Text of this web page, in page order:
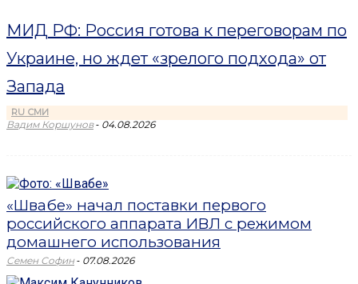
МИД РФ: Россия готова к переговорам по
Украине, но ждет «зрелого подхода» от
Запада
RU СМИ
Вадим Коршунов - 04.08.2026
«Швабе» начал поставки первого
российского аппарата ИВЛ с режимом
домашнего использования
Семен Софин - 07.08.2026